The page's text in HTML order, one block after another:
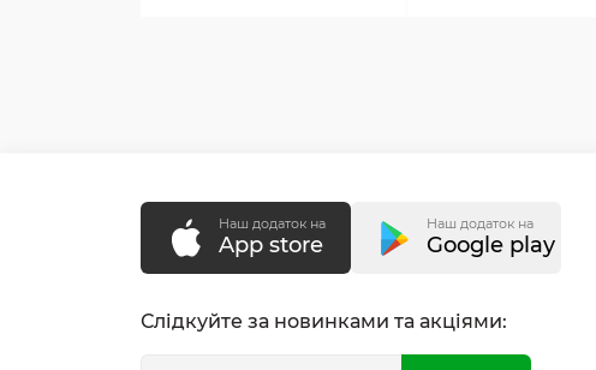
Наш додаток на
App store
Наш додаток на
Google play
Слідкуйте за новинками та акціями: